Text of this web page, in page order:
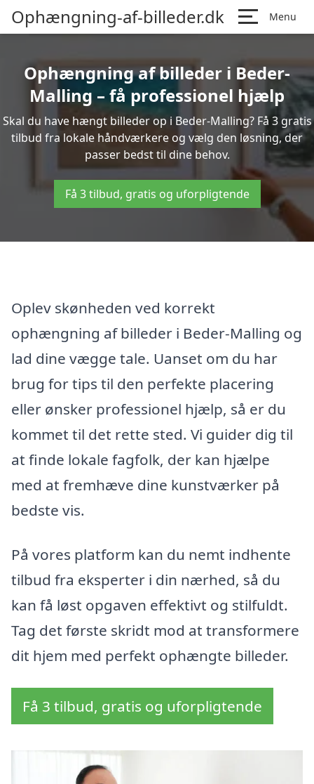
Ophængning-af-billeder.dk Menu
Ophængning af billeder i Beder-
Malling – få professionel hjælp
Skal du have hængt billeder op i Beder-Malling? Få 3 gratis
tilbud fra lokale håndværkere og vælg den løsning, der
passer bedst til dine behov.
Få 3 tilbud, gratis og uforpligtende
Oplev skønheden ved korrekt
ophængning af billeder i Beder-Malling og
lad dine vægge tale. Uanset om du har
brug for tips til den perfekte placering
eller ønsker professionel hjælp, så er du
kommet til det rette sted. Vi guider dig til
at finde lokale fagfolk, der kan hjælpe
med at fremhæve dine kunstværker på
bedste vis.
På vores platform kan du nemt indhente
tilbud fra eksperter i din nærhed, så du
kan få løst opgaven effektivt og stilfuldt.
Tag det første skridt mod at transformere
dit hjem med perfekt ophængte billeder.
Få 3 tilbud, gratis og uforpligtende